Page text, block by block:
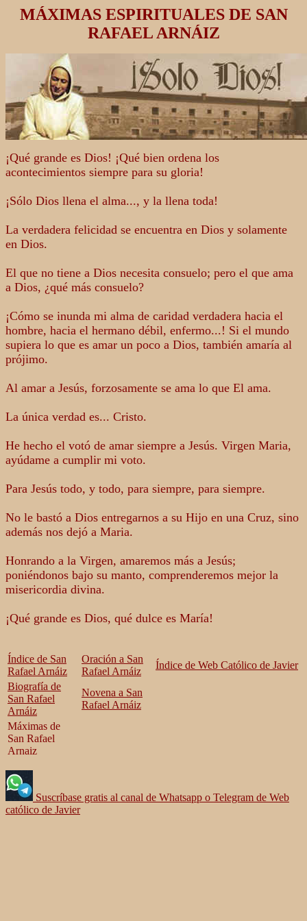
MÁXIMAS ESPIRITUALES DE SAN
RAFAEL ARNÁIZ
¡Qué grande es Dios! ¡Qué bien ordena los
acontecimientos siempre para su gloria!
¡Sólo Dios llena el alma..., y la llena toda!
La verdadera felicidad se encuentra en Dios y solamente
en Dios.
El que no tiene a Dios necesita consuelo; pero el que ama
a Dios, ¿qué más consuelo?
¡Cómo se inunda mi alma de caridad verdadera hacia el
hombre, hacia el hermano débil, enfermo...! Si el mundo
supiera lo que es amar un poco a Dios, también amaría al
prójimo.
Al amar a Jesús, forzosamente se ama lo que El ama.
La única verdad es... Cristo.
He hecho el votó de amar siempre a Jesús. Virgen Maria,
ayúdame a cumplir mi voto.
Para Jesús todo, y todo, para siempre, para siempre.
No le bastó a Dios entregarnos a su Hijo en una Cruz, sino
además nos dejó a Maria.
Honrando a la Virgen, amaremos más a Jesús;
poniéndonos bajo su manto, comprenderemos mejor la
misericordia divina.
¡Qué grande es Dios, qué dulce es María!
Índice de San
Rafael Arnáiz
Oración a San
Rafael Arnáiz
Índice de Web Católico de Javier
Biografía de
San Rafael
Arnáiz
Novena a San
Rafael Arnáiz
Máximas de
San Rafael
Arnaiz
Suscríbase gratis al canal de Whatsapp o Telegram de Web
católico de Javier